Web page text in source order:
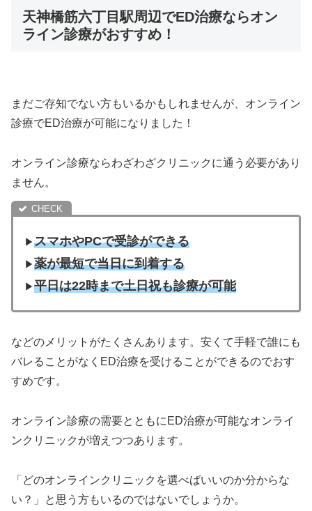
天神橋筋六丁目駅周辺でED治療ならオン
ライン診療がおすすめ！
まだご存知でない方もいるかもしれませんが、オンライン
診療でED治療が可能になりました！
オンライン診療ならわざわざクリニックに通う必要があり
ません。
▶︎スマホやPCで受診ができる
▶︎薬が最短で当日に到着する
▶︎平日は22時まで土日祝も診療が可能
などのメリットがたくさんあります。安くて手軽で誰にも
バレることがなくED治療を受けることができるのでおす
すめです。
オンライン診療の需要とともにED治療が可能なオンライ
ンクリニックが増えつつあります。
「どのオンラインクリニックを選べばいいのか分からな
い？」と思う方もいるのではないでしょうか。